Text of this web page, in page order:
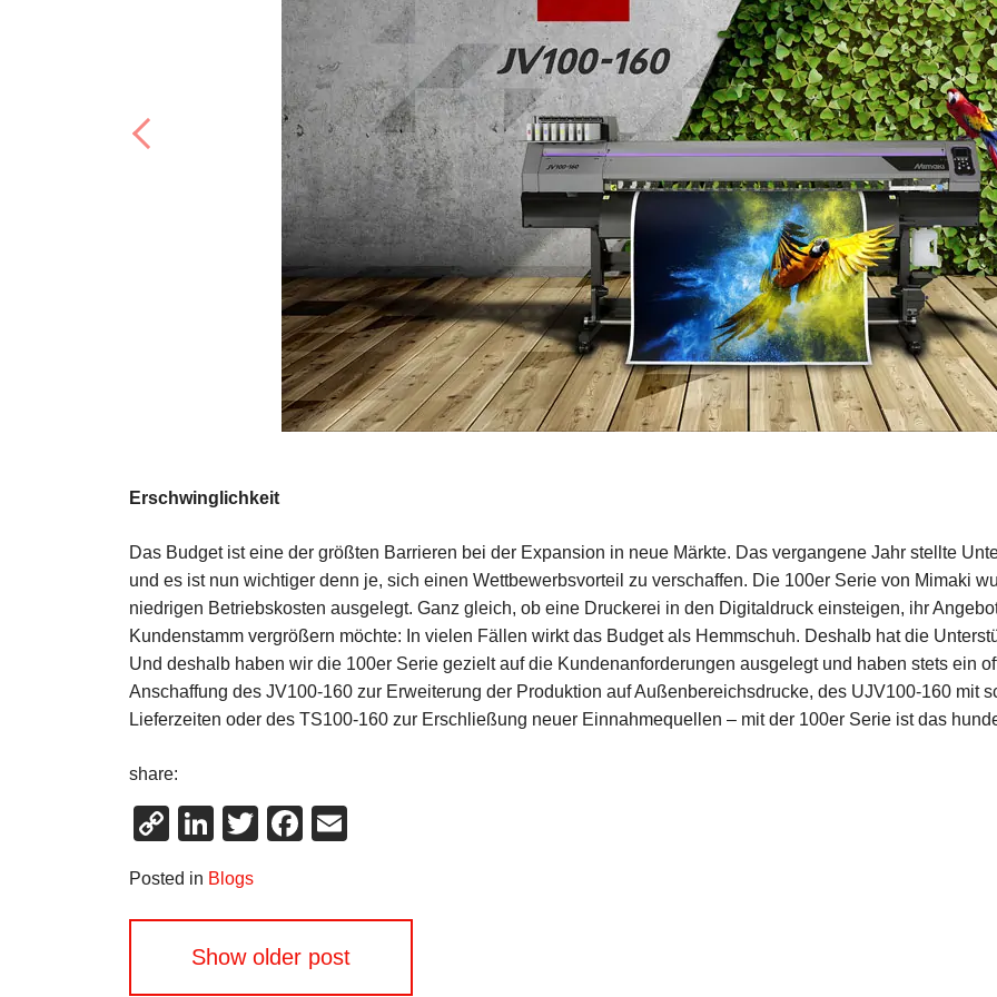
Previous
Erschwinglichkeit
Das Budget ist eine der größten Barrieren bei der Expansion in neue Märkte. Das vergangene Jahr stellte
und es ist nun wichtiger denn je, sich einen Wettbewerbsvorteil zu verschaffen. Die 100er Serie von Mimaki
niedrigen Betriebskosten ausgelegt. Ganz gleich, ob eine Druckerei in den Digitaldruck einsteigen, ihr
Kundenstamm vergrößern möchte: In vielen Fällen wirkt das Budget als Hemmschuh. Deshalb hat die
Und deshalb haben wir die 100er Serie gezielt auf die Kundenanforderungen ausgelegt und haben stets ein
Anschaffung des JV100-160 zur Erweiterung der Produktion auf Außenbereichsdrucke, des UJV100-160 mit
Lieferzeiten oder des TS100-160 zur Erschließung neuer Einnahmequellen – mit der 100er Serie ist das
share:
CopyLinkedIn
TwitterFacebook
Email
Posted in Blogs
Beitragsnavigation
Show older post